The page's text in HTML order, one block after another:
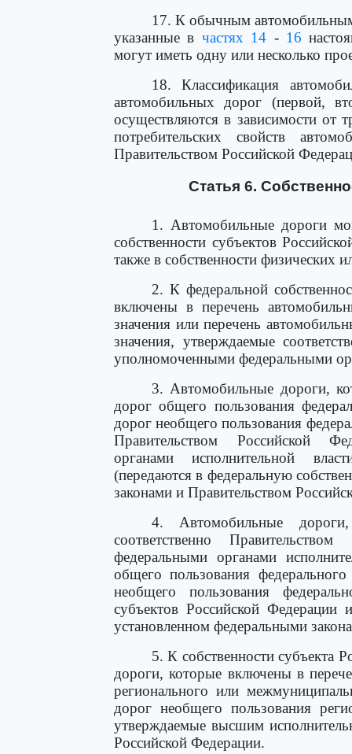
17. К обычным
указанные в частях 14 - 16
могут иметь одну или несколько
18. Классификация
автомобильных дорог (первой,
осуществляются в зависимости от
потребительских свойств
Правительством Российской
Статья 6.
1. Автомобильные дороги
собственности субъектов
также в собственности физических
2. К федеральной
включены в перечень
значения или перечень
значения, утверждаемые
уполномоченными федеральными
3. Автомобильные дороги,
дорог общего пользования
дорог необщего пользования
Правительством Российской
органами исполнительной
(передаются в федеральную
законами и Правительством
4. Автомобильные
соответственно
федеральными органами
общего пользования
необщего пользования
субъектов Российской Федерации
установленном федеральными
5. К собственности субъекта
дороги, которые включены в
регионального или
дорог необщего пользования
утверждаемые высшим
Российской Федерации.